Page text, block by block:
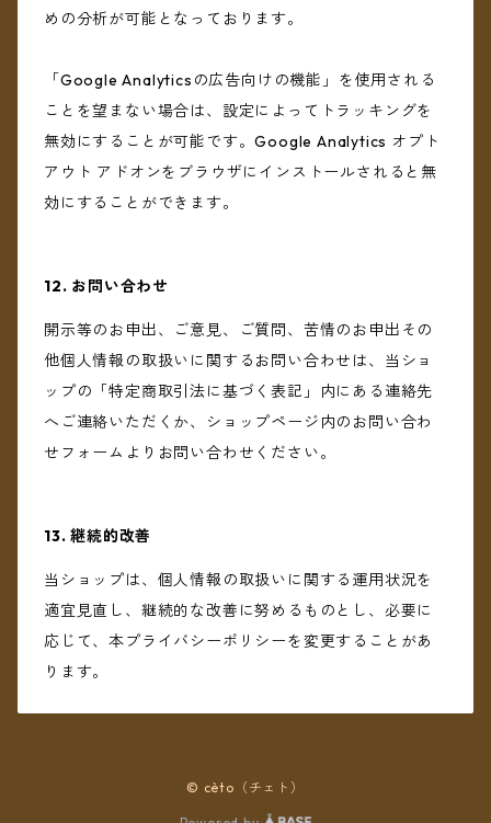
めの分析が可能となっております。
「Google Analyticsの広告向けの機能」を使用される
ことを望まない場合は、設定によってトラッキングを
無効にすることが可能です。Google Analytics オプト
アウト アドオンをブラウザにインストールされると無
効にすることができます。
12. お問い合わせ
開示等のお申出、ご意見、ご質問、苦情のお申出その
他個人情報の取扱いに関するお問い合わせは、当ショ
ップの「特定商取引法に基づく表記」内にある連絡先
へご連絡いただくか、ショップページ内のお問い合わ
せフォームよりお問い合わせください。
13. 継続的改善
当ショップは、個人情報の取扱いに関する運用状況を
適宜見直し、継続的な改善に努めるものとし、必要に
応じて、本プライバシーポリシーを変更することがあ
ります。
© cèto（チェト）